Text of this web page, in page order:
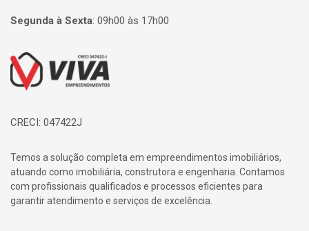
Segunda à Sexta: 09h00 às 17h00
Página inicial
CRECI: 047422J
Temos a solução completa em empreendimentos imobiliários,
atuando como imobiliária, construtora e engenharia. Contamos
com profissionais qualificados e processos eficientes para
garantir atendimento e serviços de excelência.